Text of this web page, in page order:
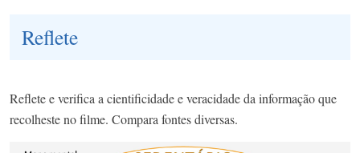
Reflete
Reflete e verifica a cientificidade e veracidade da informação que
recolheste no filme. Compara fontes diversas.